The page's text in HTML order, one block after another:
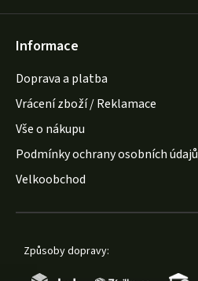
Informace
Doprava a platba
Vrácení zboží / Reklamace
Vše o nákupu
Podmínky ochrany osobních údajů
Velkoobchod
Způsoby dopravy: